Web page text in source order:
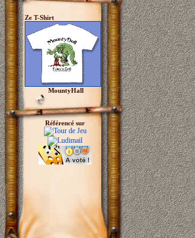
Ze T-Shirt
MountyHall
Référencé sur